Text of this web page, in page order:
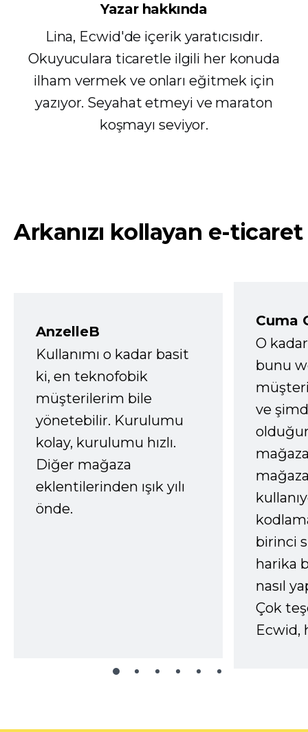
Yazar hakkında
Lina, Ecwid'de içerik yaratıcısıdır.
Okuyuculara ticaretle ilgili her konuda
ilham vermek ve onları eğitmek için
yazıyor. Seyahat etmeyi ve maraton
koşmayı seviyor.
Arkanızı kollayan e-ticaret
AnzelleB
Kullanımı o kadar basit
ki, en teknofobik
müşterilerim bile
yönetebilir. Kurulumu
kolay, kurulumu hızlı.
Diğer mağaza
eklentilerinden ışık yılı
önde.
Cuma
O
bunu
ve
birinci
harika
nasıl
Çok
Ecwid,